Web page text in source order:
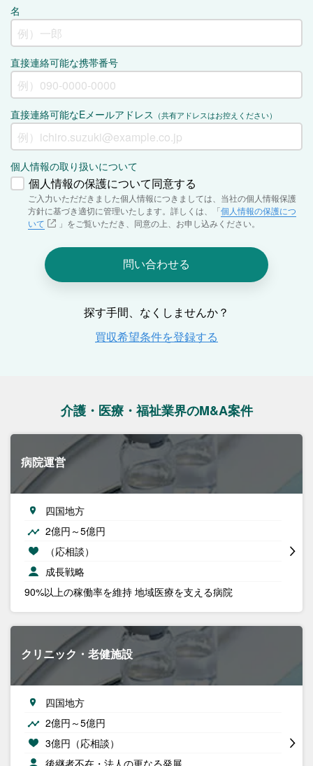
介護・医療・福祉業界のM&A案件
病院運営
四国地方
2億円～5億円
（応相談）
成長戦略
90%以上の稼働率を維持 地域医療を支える病院
クリニック・老健施設
四国地方
2億円～5億円
3億円（応相談）
後継者不在・法人の更なる発展…